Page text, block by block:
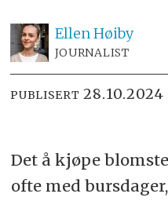
EllenHøiby
JOURNALIST
PUBLISERT
Det å kjøpe
ofte med